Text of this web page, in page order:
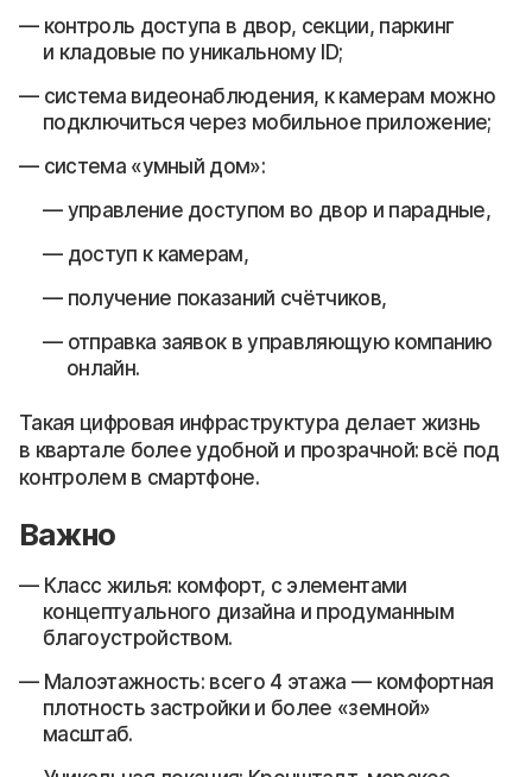
контроль доступа в двор, секции, паркинг
и кладовые по уникальному ID;
система видеонаблюдения, к камерам можно
подключиться через мобильное приложение;
система «умный дом»:
управление доступом во двор и парадные,
доступ к камерам,
получение показаний счётчиков,
отправка заявок в управляющую компанию
онлайн.
Такая цифровая инфраструктура делает жизнь
в квартале более удобной и прозрачной: всё под
контролем в смартфоне.
Важно
Класс жилья: комфорт, с элементами
концептуального дизайна и продуманным
благоустройством.
Малоэтажность: всего 4 этажа — комфортная
плотность застройки и более «земной»
масштаб.